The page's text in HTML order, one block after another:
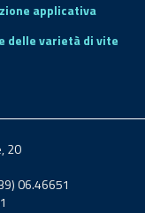
applicativa
delle varietà di vite
20
06.46651